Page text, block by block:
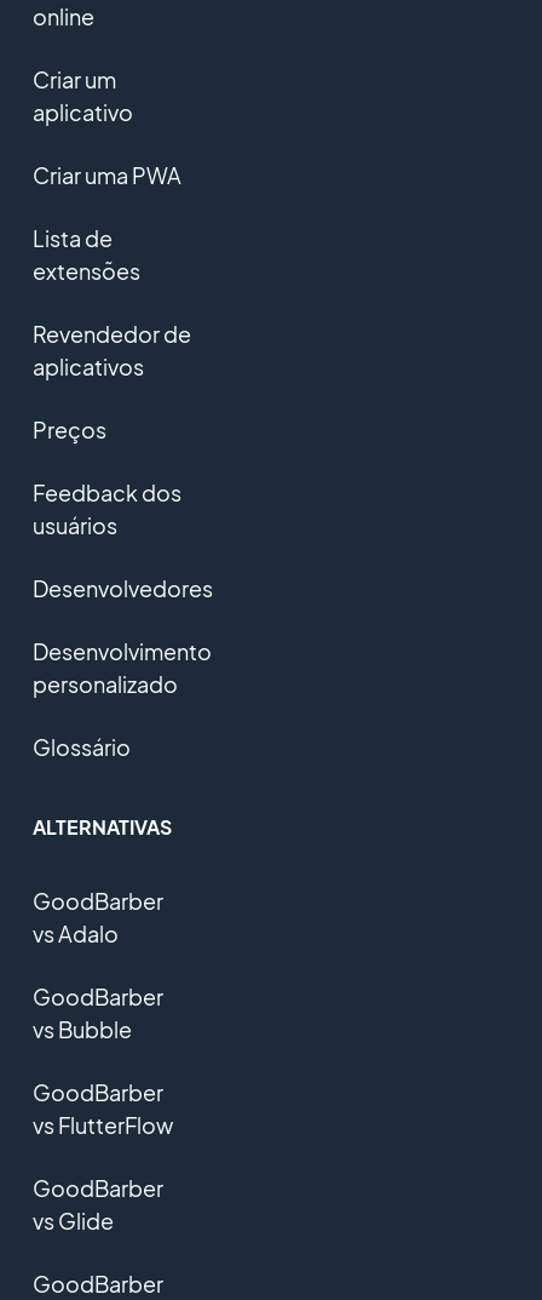
online
Criar um
aplicativo
Criar uma PWA
Lista de
extensões
Revendedor de
aplicativos
Preços
Feedback dos
usuários
Desenvolvedores
Desenvolvimento
personalizado
Glossário
ALTERNATIVAS
GoodBarber
vs Adalo
GoodBarber
vs Bubble
GoodBarber
vs FlutterFlow
GoodBarber
vs Glide
GoodBarber